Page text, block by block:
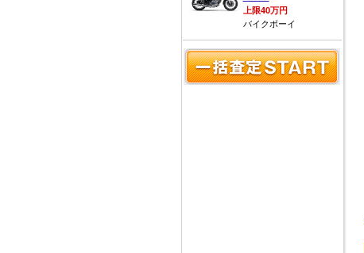
上限40万円
バイクボーイ